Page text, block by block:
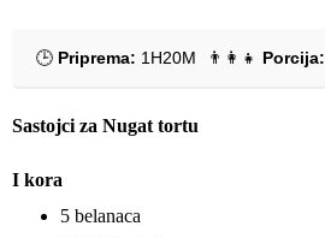
🕒 Priprema: 1H20M 👨‍👩‍👧 Porcija:
Sastojci za Nugat tortu
I kora
5 belanaca